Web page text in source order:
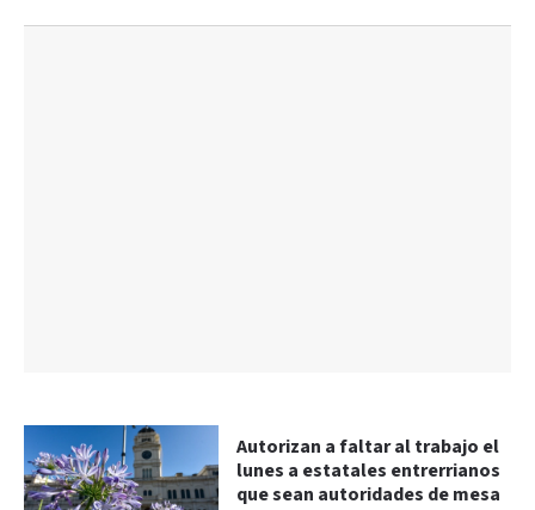
Autorizan a faltar al trabajo el
lunes a estatales entrerrianos
que sean autoridades de mesa